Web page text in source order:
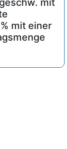
mit einer